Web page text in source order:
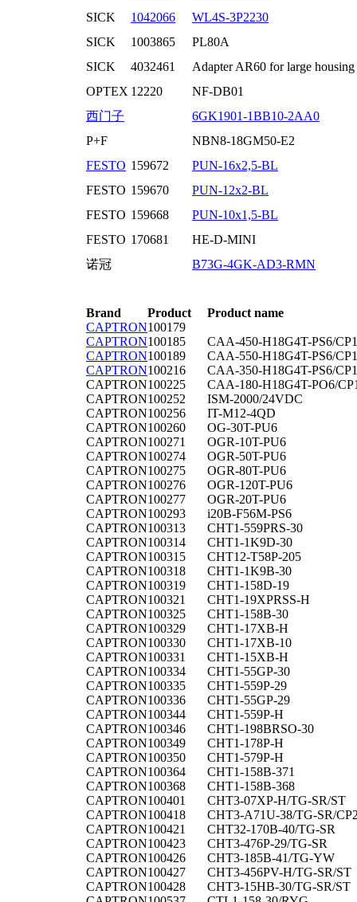
SICK
1042066
WL4S-3P2230
SICK
1003865
PL80A
SICK
4032461
Adapter AR60 for large housing
OPTEX 12220
NF-DB01
西门子
6GK1901-1BB10-2AA0
P+F
NBN8-18GM50-E2
FESTO 159672
PUN-16x2,5-BL
FESTO 159670
PUN-12x2-BL
FESTO 159668
PUN-10x1,5-BL
FESTO 170681
HE-D-MINI
诺冠
B73G-4GK-AD3-RMN
Brand Product
Product name
CAPTRON100179
CAPTRON100185
CAA-450-H18G4T-PS6/
CAPTRON100189
CAA-550-H18G4T-PS6/
CAPTRON100216
CAA-350-H18G4T-PS6/
CAPTRON100225
CAA-180-H18G4T-PO6/
CAPTRON100252
ISM-2000/24VDC
CAPTRON100256
IT-M12-4QD
CAPTRON100260
OG-30T-PU6
CAPTRON100271
OGR-10T-PU6
CAPTRON100274
OGR-50T-PU6
CAPTRON100275
OGR-80T-PU6
CAPTRON100276
OGR-120T-PU6
CAPTRON100277
OGR-20T-PU6
CAPTRON100293
i20B-F56M-PS6
CAPTRON100313
CHT1-559PRS-30
CAPTRON100314
CHT1-1K9D-30
CAPTRON100315
CHT12-T58P-205
CAPTRON100318
CHT1-1K9B-30
CAPTRON100319
CHT1-158D-19
CAPTRON100321
CHT1-19XPRSS-H
CAPTRON100325
CHT1-158B-30
CAPTRON100329
CHT1-17XB-H
CAPTRON100330
CHT1-17XB-10
CAPTRON100331
CHT1-15XB-H
CAPTRON100334
CHT1-55GP-30
CAPTRON100335
CHT1-559P-29
CAPTRON100336
CHT1-55GP-29
CAPTRON100344
CHT1-559P-H
CAPTRON100346
CHT1-198BRSO-30
CAPTRON100349
CHT1-178P-H
CAPTRON100350
CHT1-579P-H
CAPTRON100364
CHT1-158B-371
CAPTRON100368
CHT1-158B-368
CAPTRON100401
CHT3-07XP-H/TG-SR/ST
CAPTRON100418
CHT3-A71U-38/TG-SR/
CAPTRON100421
CHT32-170B-40/TG-SR
CAPTRON100423
CHT3-476P-29/TG-SR
CAPTRON100426
CHT3-185B-41/TG-YW
CAPTRON100427
CHT3-456PV-H/TG-SR/ST
CAPTRON100428
CHT3-15HB-30/TG-SR/ST